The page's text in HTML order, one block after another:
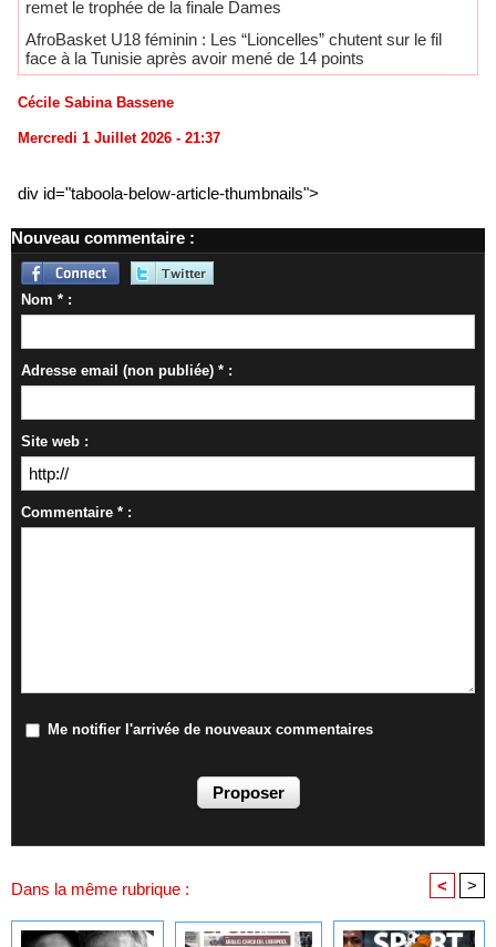
remet le trophée de la finale Dames
AfroBasket U18 féminin : Les “Lioncelles” chutent sur le fil
face à la Tunisie après avoir mené de 14 points
Cécile Sabina Bassene
Mercredi 1 Juillet 2026 - 21:37
div id="taboola-below-article-thumbnails">
Nouveau commentaire :
Nom * :
Adresse email (non publiée) * :
Site web :
Commentaire * :
Me notifier l'arrivée de nouveaux commentaires
Dans la même rubrique : < >